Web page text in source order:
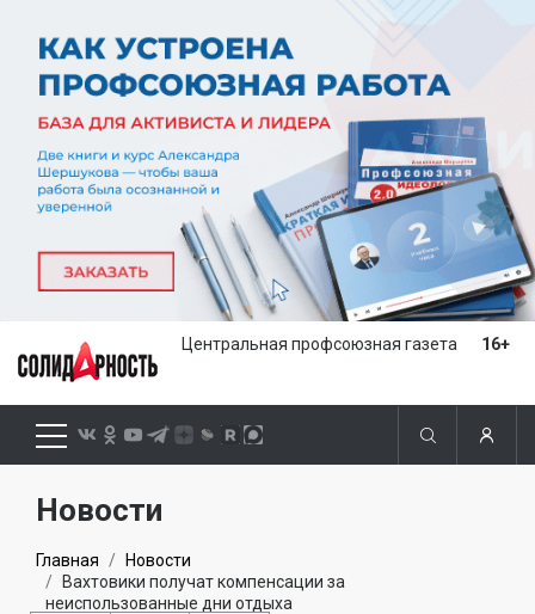
Центральная профсоюзная газета 16+
Новости
Главная
Новости
Вахтовики получат компенсации за
неиспользованные дни отдыха